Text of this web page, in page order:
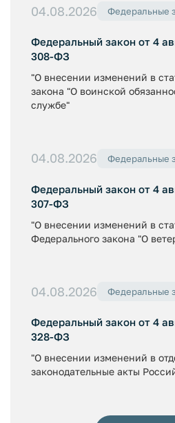
04.08.2026 Федеральные
Федеральный закон от 4
308-ФЗ
"О внесении изменений в
закона "О воинской
службе"
04.08.2026 Федеральные
Федеральный закон от 4
307-ФЗ
"О внесении изменений в
Федерального закона "О
04.08.2026 Федеральные
Федеральный закон от 4
328-ФЗ
"О внесении изменений в
законодательные акты